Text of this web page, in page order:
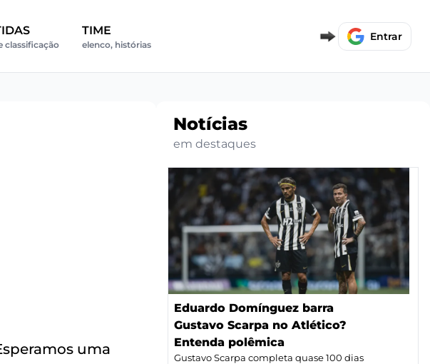
classificação
TIME
elenco, histórias
Entrar
uma
Notícias
em destaques
Eduardo Domínguez barra
Gustavo Scarpa no Atlético?
Entenda polêmica
Gustavo Scarpa completa quase 100 dias